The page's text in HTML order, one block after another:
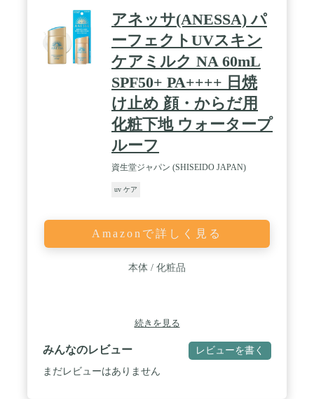
アネッサ(ANESSA) パ
ーフェクトUVスキン
ケアミルク NA 60mL
SPF50+ PA++++ 日焼
け止め 顔・からだ用
化粧下地 ウォータープ
ルーフ
資生堂ジャパン (SHISEIDO JAPAN)
uv ケア
Amazonで詳しく見る
本体 / 化粧品
続きを見る
みんなのレビュー レビューを書く
まだレビューはありません